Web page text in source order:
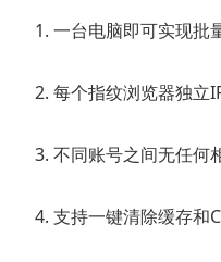
1. 一台电脑即可实现批
2. 每个指纹浏览器独立
3. 不同账号之间无任何
4. 支持一键清除缓存和